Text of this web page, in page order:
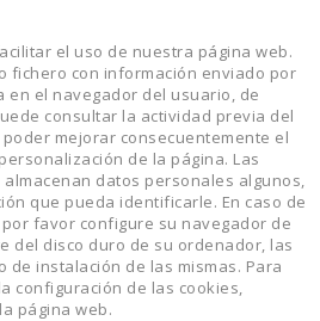
el uso de nuestra página web.
fichero con información enviado por
en el navegador del usuario, de
consultar la actividad previa del
mejorar consecuentemente el
de la página. Las
datos personales algunos,
que pueda identificarle. En caso de
favor configure su navegador de
del disco duro de su ordenador, las
de instalación de las mismas. Para
configuración de las cookies,
página web.